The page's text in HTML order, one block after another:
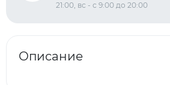
21:00, вс - с 9:00 до 20:00
Описание